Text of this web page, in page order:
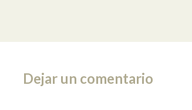
Dejar un comentario